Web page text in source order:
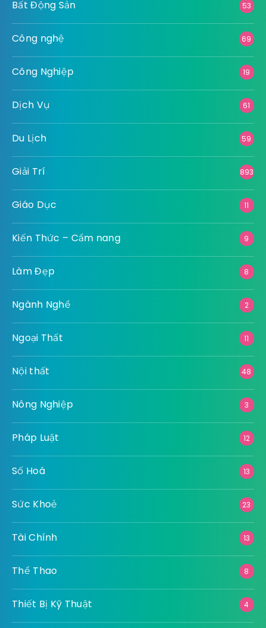
Bất Động Sản 53
Công nghệ 69
Công Nghiệp 19
Dịch Vụ 61
Du Lịch 59
Giải Trí 893
Giáo Dục 11
Kiến Thức – Cẩm nang 9
Làm Đẹp 8
Ngành Nghề 2
Ngoại Thất 11
Nội thất 48
Nông Nghiệp 3
Pháp Luật 12
Số Hoá 13
Sức Khoẻ 23
Tài Chính 13
Thể Thao 8
Thiết Bị Kỹ Thuật 4